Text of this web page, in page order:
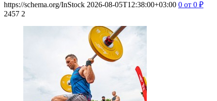
https://schema.org/InStock 2026-08-05T12:38:00+03:00 0 от 0 ₽
2457 2